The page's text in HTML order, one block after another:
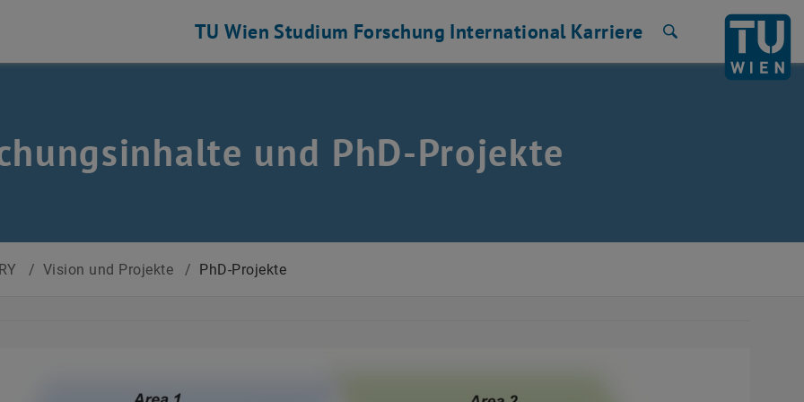
TU Wien Studium Forschung International Karriere
und PhD-Projekte
/ Vision und Projekte / PhD-Projekte